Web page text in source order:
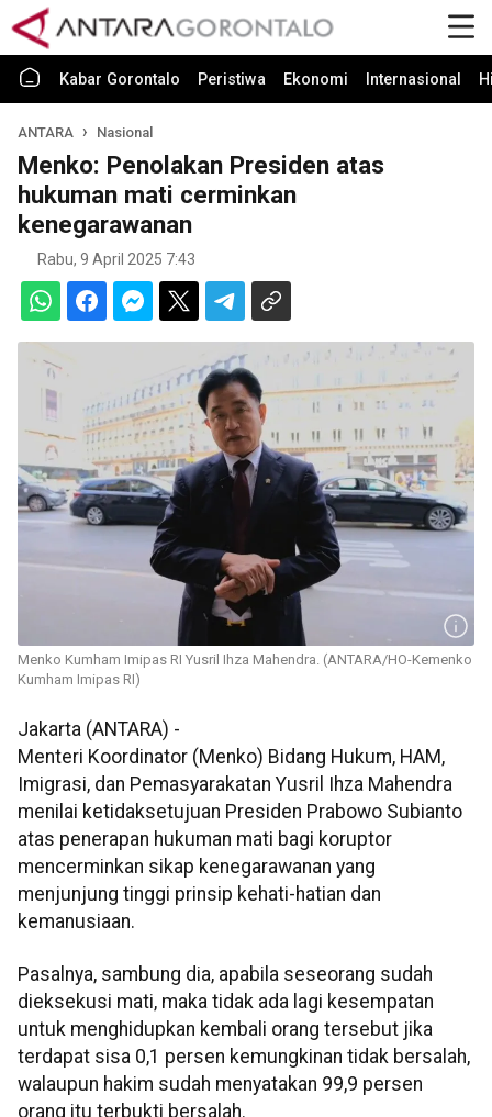
Kabar Gorontalo Peristiwa Ekonomi Internasional
ANTARA Nasional
Menko: Penolakan Presiden atas
hukuman mati cerminkan
kenegarawanan
Rabu, 9 April 2025 7:43
Menko Kumham Imipas RI Yusril Ihza Mahendra. (ANTARA/HO-Kemenko
Kumham Imipas RI)
Jakarta (ANTARA) -
Menteri Koordinator (Menko) Bidang Hukum, HAM,
Imigrasi, dan Pemasyarakatan Yusril Ihza Mahendra
menilai ketidaksetujuan Presiden Prabowo Subianto
atas penerapan hukuman mati bagi koruptor
mencerminkan sikap kenegarawanan yang
menjunjung tinggi prinsip kehati-hatian dan
kemanusiaan.
Pasalnya, sambung dia, apabila seseorang sudah
dieksekusi mati, maka tidak ada lagi kesempatan
untuk menghidupkan kembali orang tersebut jika
terdapat sisa 0,1 persen kemungkinan tidak bersalah,
walaupun hakim sudah menyatakan 99,9 persen
orang itu terbukti bersalah.